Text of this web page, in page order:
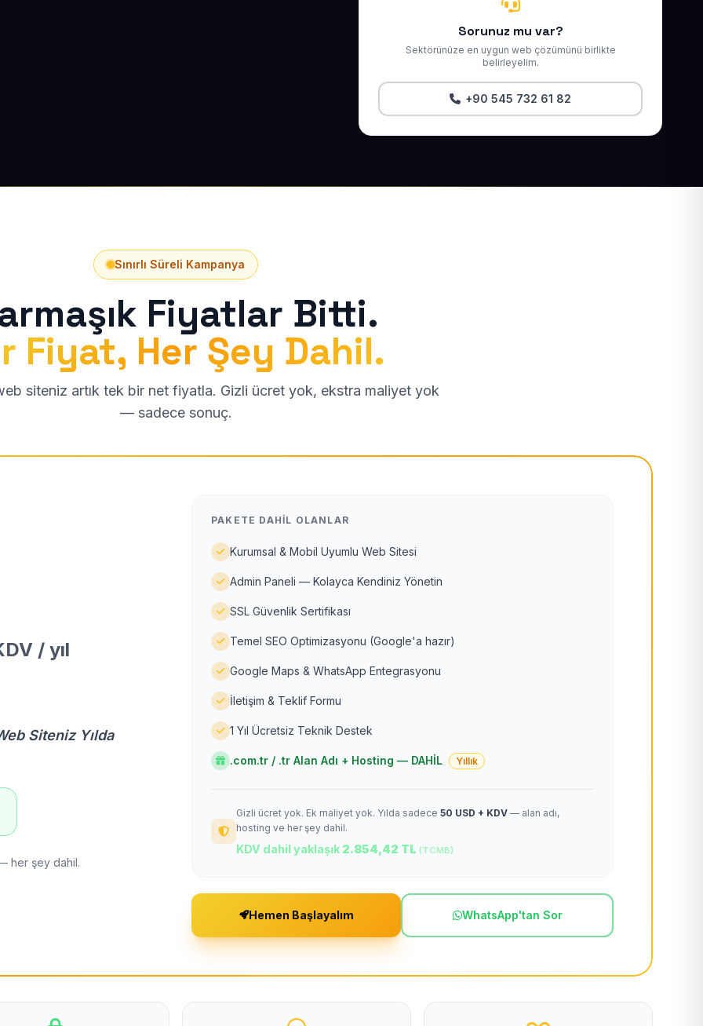
Sorunuz mu var?
Sektörünüze en uygun web çözümünü birlikte
belirleyelim.
+90 545 732 61 82
Sınırlı Süreli Kampanya
Fiyatlar Bitti.
Fiyat, Her Şey Dahil.
siteniz artık tek bir net fiyatla. Gizli ücret yok, ekstra maliyet yok
— sadece sonuç.
/ yıl
Siteniz Yılda
her şey dahil.
PAKETE DAHIL OLANLAR
Kurumsal & Mobil Uyumlu Web Sitesi
Admin Paneli — Kolayca Kendiniz Yönetin
SSL Güvenlik Sertifikası
Temel SEO Optimizasyonu (Google'a hazır)
Google Maps & WhatsApp Entegrasyonu
İletişim & Teklif Formu
1 Yıl Ücretsiz Teknik Destek
.com.tr / .tr Alan Adı + Hosting — DAHİL Yıllık
Gizli ücret yok. Ek maliyet yok. Yılda sadece 50 USD + KDV — alan adı,
hosting ve her şey dahil.
KDV dahil yaklaşık 2.854,42 TL (TCMB)
Hemen Başlayalım WhatsApp'tan Sor